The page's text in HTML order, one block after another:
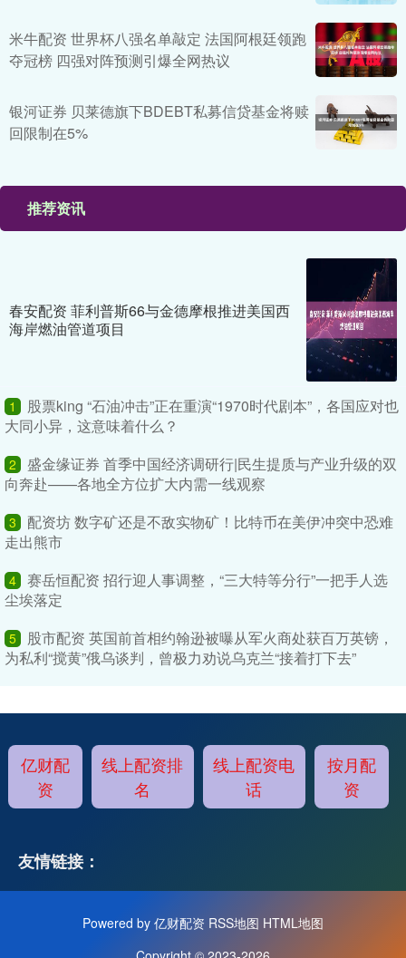
米牛配资 世界杯八强名单敲定 法国阿根廷领跑
夺冠榜 四强对阵预测引爆全网热议
银河证券 贝莱德旗下BDEBT私募信贷基金将赎
回限制在5%
推荐资讯
春安配资 菲利普斯66与金德摩根推进美国西
海岸燃油管道项目
1
股票king “石油冲击”正在重演“1970时代剧本”，各国应对也
大同小异，这意味着什么？
2
盛金缘证券 首季中国经济调研行|民生提质与产业升级的双
向奔赴——各地全方位扩大内需一线观察
3
配资坊 数字矿还是不敌实物矿！比特币在美伊冲突中恐难
走出熊市
4 赛岳恒配资 招行迎人事调整，“三大特等分行”一把手人选
尘埃落定
5
股市配资 英国前首相约翰逊被曝从军火商处获百万英镑，
为私利“搅黄”俄乌谈判，曾极力劝说乌克兰“接着打下去”
亿财配
资
线上配资排
名
线上配资电
话
按月配
资
友情链接：
Powered by 亿财配资 RSS地图 HTML地图